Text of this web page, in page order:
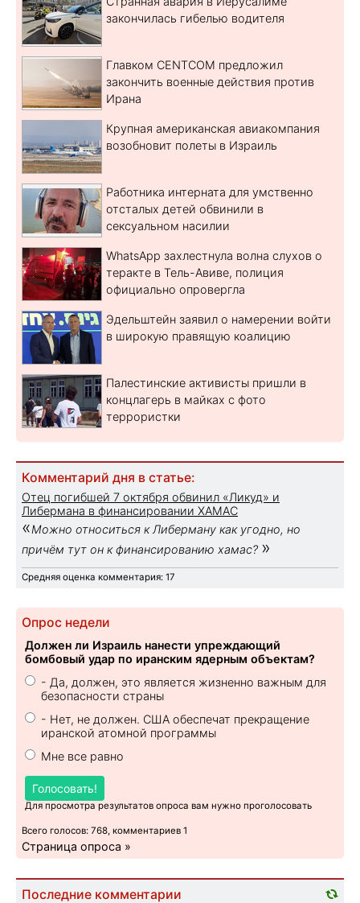
закончилась гибелью водителя
Главком CENTCOM предложил
закончить военные действия против
Ирана
Крупная американская авиакомпания
возобновит полеты в Израиль
Работника интерната для умственно
отсталых детей обвинили в
сексуальном насилии
WhatsApp захлестнула волна слухов о
теракте в Тель-Авиве, полиция
официально опровергла
Эдельштейн заявил о намерении войти
в широкую правящую коалицию
Палестинские активисты пришли в
концлагерь в майках с фото
террористки
Комментарий дня в статье:
Отец погибшей 7 октября обвинил «Ликуд» и
Либермана в финансировании ХАМАС
«Можно относиться к Либерману как угодно, но
причём тут он к финансированию хамас? »
Средняя оценка комментария: 17
Опрос недели
Должен ли Израиль нанести упреждающий
бомбовый удар по иранским ядерным объектам?
- Да, должен, это является жизненно важным для
безопасности страны
- Нет, не должен. США обеспечат прекращение
иранской атомной программы
Мне все равно
Голосовать!
Для просмотра результатов опроса вам нужно проголосовать
Всего голосов: 768, комментариев 1
Страница опроса »
Последние комментарии